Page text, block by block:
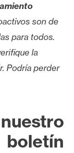
son de
para todos.
la
Podría perder
boletín